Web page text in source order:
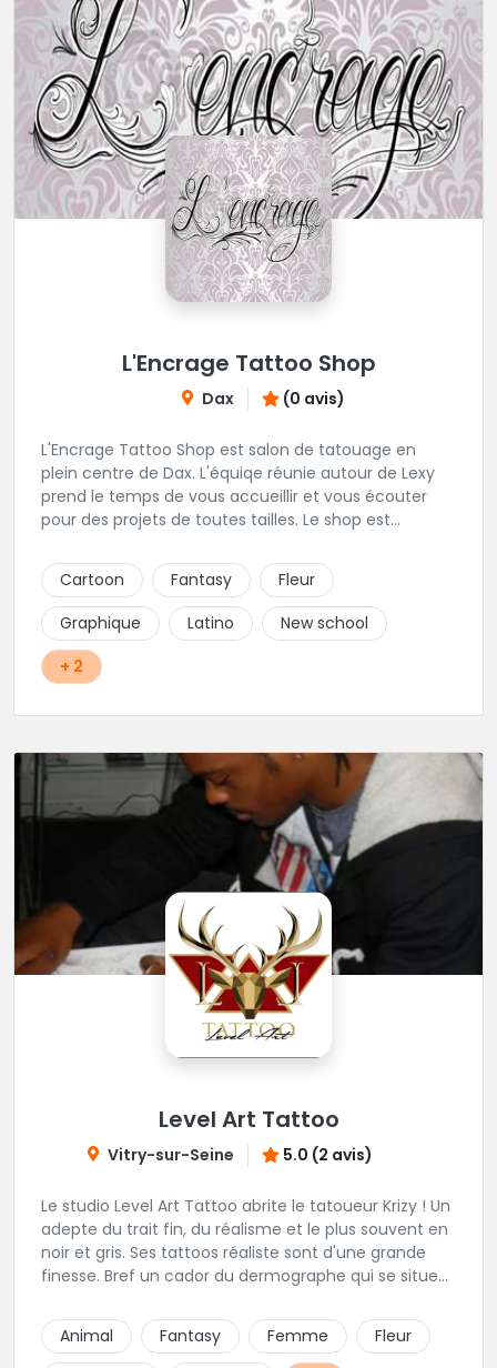
L'Encrage Tattoo Shop
Dax (0 avis)
L'Encrage Tattoo Shop est salon de tatouage en
plein centre de Dax. L'équiqe réunie autour de Lexy
prend le temps de vous accueillir et vous écouter
pour des projets de toutes tailles. Le shop est
Traits fins, Newschool, Couleur.
Cartoon Fantasy
Fleur
Graphique
Latino
New school
+ 2
Level Art Tattoo
Vitry-sur-Seine 5.0 (2 avis)
Le studio Level Art Tattoo abrite le tatoueur Krizy ! Un
adepte du trait fin, du réalisme et le plus souvent en
noir et gris. Ses tattoos réaliste sont d'une grande
finesse. Bref un cador du dermographe qui se situe
Animal
Fantasy Femme Fleur